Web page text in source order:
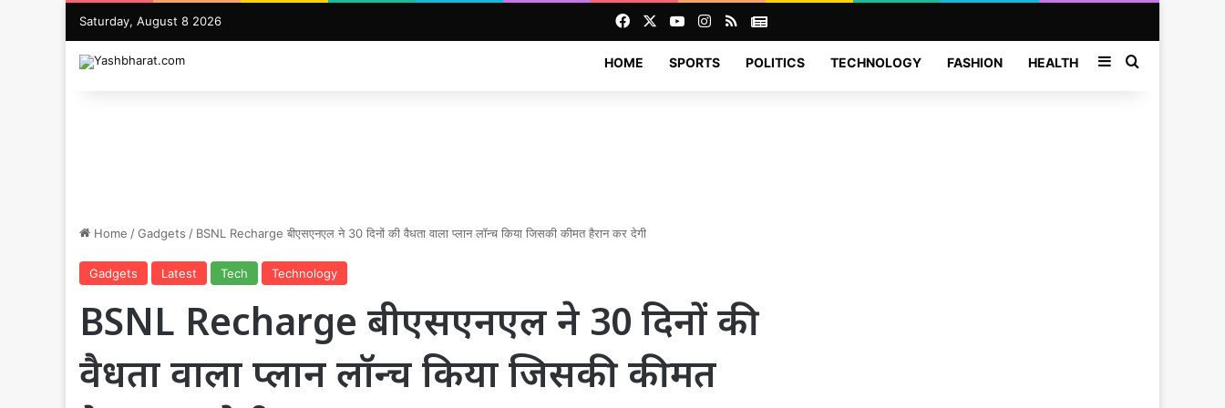
Saturday, August 8 2026 FacebookYouTubeInstagram
RSSNews
HOME SPORTS POLITICS TECHNOLOGY FASHION HEALTH SidebarSearch for
Home /Gadgets / BSNL Recharge बीएसएनएल ने 30 दिनों की वैधता वाला प्लान लॉन्च किया जिसकी कीमत हैरान कर देगी
Gadgets Latest Tech Technology
BSNL Recharge बीएसएनएल ने 30 दिनों की
वैधता वाला प्लान लॉन्च किया जिसकी कीमत